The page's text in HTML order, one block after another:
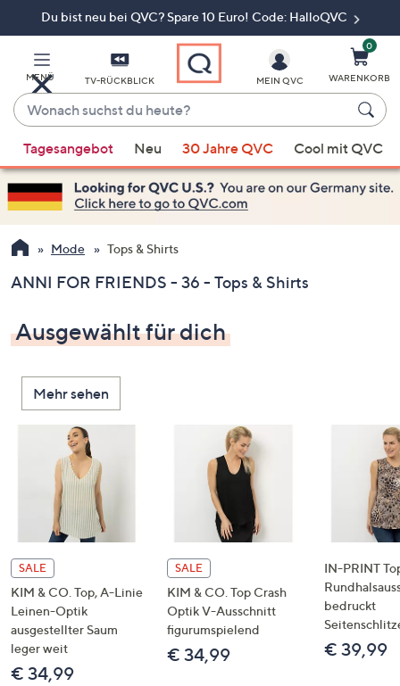
Du bist neu bei QVC? Spare 10 Euro! Code: HalloQVC
MENÜ TV-RÜCKBLICK
Wonach
suchst
du
heute?
Vorschläge
verfügbar
sind,
verwenden
Sie
Pfeiltasten
oben
und
nach
unten
oder
Touch-
Geräten
nach
links
bzw.
rechts,
um
diese
anzuzeigen.
MEIN QVC
0
WARENKORB
Tagesangebot Neu 30 Jahre QVC Cool mit QVC
Mode Tops & Shirts
ANNI FOR FRIENDS - 36 - Tops & Shirts
Ausgewählt für dich
Mehr sehen
SALE
KIM & CO. Top, A-Linie
Leinen-Optik
ausgestellter Saum
leger weit
€ 34,99
SALE
KIM & CO. Top Crash
Optik V-Ausschnitt
figurumspielend
€ 34,99
IN-PRINT
bedruckt
€ 39,99